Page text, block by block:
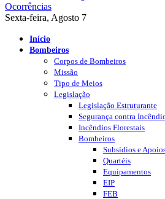
Ocorrências
Sexta-feira, Agosto 7
Início
Bombeiros
Corpos de Bombeiros
Missão
Tipo de Meios
Legislação
Legislação Estruturante
Segurança contra
Incêndios Florestais
Bombeiros
Subsídios e
Quartéis
Equipamentos
EIP
FEB